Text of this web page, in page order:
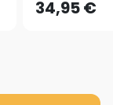
34,95 €